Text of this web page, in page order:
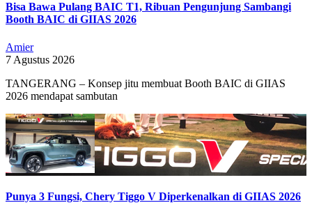
Bisa Bawa Pulang BAIC T1, Ribuan Pengunjung Sambangi
Booth BAIC di GIIAS 2026
Amier
7 Agustus 2026
TANGERANG – Konsep jitu membuat Booth BAIC di GIIAS
2026 mendapat sambutan
Punya 3 Fungsi, Chery Tiggo V Diperkenalkan di GIIAS 2026